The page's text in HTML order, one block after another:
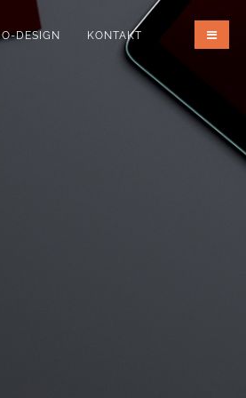
DESIGN KONTAKT